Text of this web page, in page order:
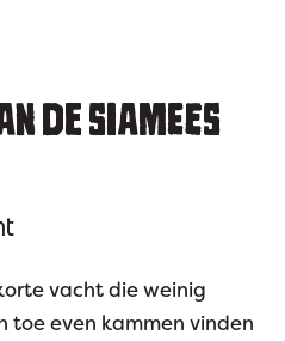
DE SIAMEES
vacht die weinig
toe even kammen vinden